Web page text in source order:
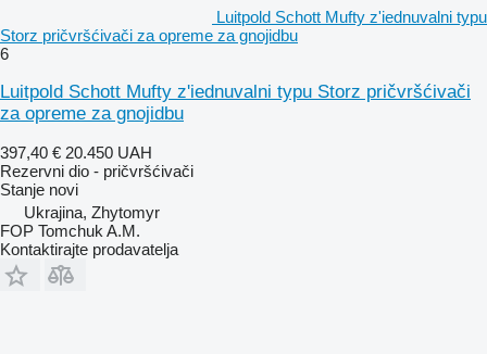
Luitpold Schott Mufty z'iednuvalni typu
Storz pričvršćivači za opremе za gnojidbu
6
Luitpold Schott Mufty z'iednuvalni typu Storz pričvršćivači
za opreme za gnojidbu
397,40 € 20.450 UAH
Rezervni dio - pričvršćivači
Stanje novi
Ukrajina, Zhytomyr
FOP Tomchuk A.M.
Kontaktirajte prodavatelja